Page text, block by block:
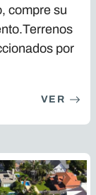
compre su
por
VER